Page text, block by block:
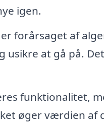
igen.
forårsaget af
usikre at gå på. Det
funktionalitet,
øger værdien af